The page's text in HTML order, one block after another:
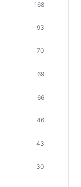
168
93
70
69
66
46
43
30